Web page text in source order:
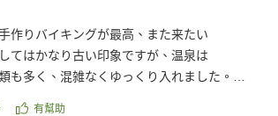
作りバイキングが最高、また来たい
てはかなり古い印象ですが、温泉は
も多く、混雑なくゆっくり入れました。
有幫助